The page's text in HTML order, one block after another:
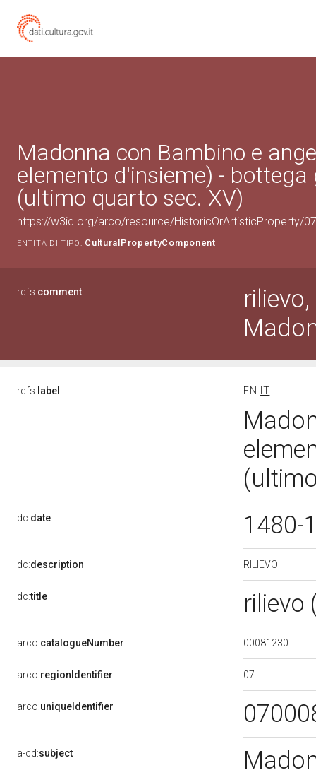
Madonna con Bambino e
elemento d'insieme) - bottega
(ultimo quarto sec. XV)
https://w3id.org/arco/resource/HistoricOrArtisticProperty/
ENTITÀ DI TIPO: CulturalPropertyComponent
rdfs:comment
rdfs: label EN IT
dc:date 1480-
dc:description RILIEVO
dc:title rilievo
arco:catalogueNumber 00081230
arco:regionIdentifier 07
arco:uniqueIdentifier
a-cd:subject